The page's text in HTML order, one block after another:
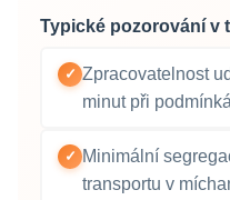
Typické pozorování v
✓ Zpracovatelnost
minut při
✓ Minimální
transportu v